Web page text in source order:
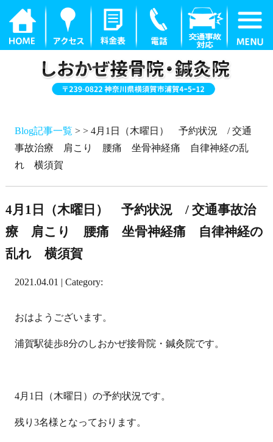
Blog記事一覧 > > 4月1日（木曜日） 予約状況 / 交通
事故治療 肩こり 腰痛 坐骨神経痛 自律神経の乱
れ 横須賀
4月1日（木曜日） 予約状況 / 交通事故治
療 肩こり 腰痛 坐骨神経痛 自律神経の
乱れ 横須賀
2021.04.01 | Category:
おはようございます。
浦賀駅徒歩8分のしおかぜ接骨院・鍼灸院です。
4月1日（木曜日）の予約状況です。
残り3名様となっております。